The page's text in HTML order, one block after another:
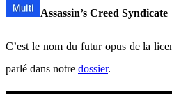
Assassin’s Creed Syndicate
C’est le nom du futur opus de la
parlé dans notre dossier.